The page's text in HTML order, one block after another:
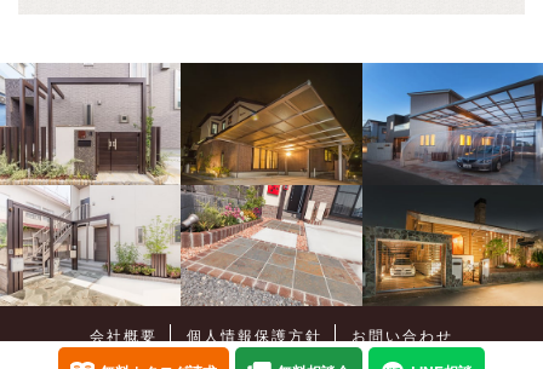
会社概要 個人情報保護方針
お問い合わせ
Copyright©癒樹工房All Rights Reserved.